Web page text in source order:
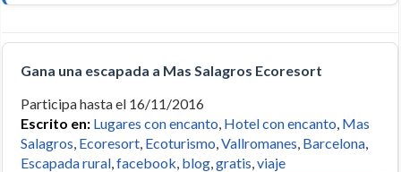
Gana una escapada a Mas Salagros Ecoresort
Participa hasta el 16/11/2016
Escrito en: Lugares con encanto, Hotel con encanto, Mas
Salagros, Ecoresort, Ecoturismo,Vallromanes, Barcelona,
Escapada rural,facebook, blog,gratis,viaje